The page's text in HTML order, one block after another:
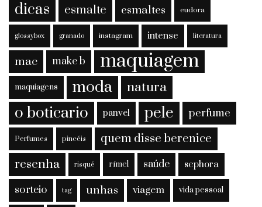
dicas esmalte esmaltes eudora
glossybox granado instagram intense literatura
mac make b maquiagem
maquiagens moda natura
o boticario panvel pele perfume
Perfumes pincéis quem disse berenice
resenha risqué rímel saúde sephora
sorteio tag unhas viagem vida pessoal